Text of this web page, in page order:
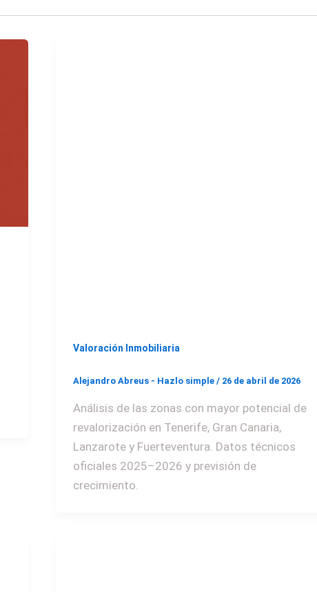
Valoración Inmobiliaria
Alejandro Abreus - Hazlo simple/ 26 de abril de 2026
Análisis de las zonas con mayor potencial de
revalorización en Tenerife, Gran Canaria,
Lanzarote y Fuerteventura. Datos técnicos
oficiales 2025–2026 y previsión de
crecimiento.